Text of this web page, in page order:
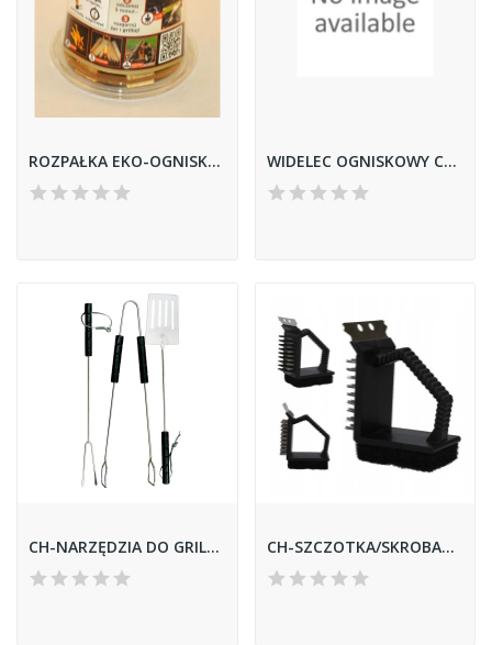
ROZPAŁKA EKO-OGNISKO 1 DREWNO WIDELEC OGNISKOWY CZARNY 98CM
CH-NARZĘDZIA DO GRILLA 3SZT MG101 1014 CH-SZCZOTKA/SKROBAK DO GRILLA Z GĄBKĄ 5771